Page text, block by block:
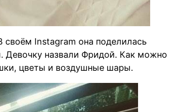
Instagram она поделилась
назвали Фридой. Как можно
цветы и воздушные шары.